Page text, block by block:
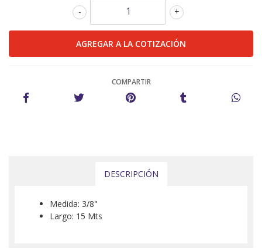
+
-
COMPARTIR
DESCRIPCIÓN
Medida: 3/8"
Largo: 15 Mts